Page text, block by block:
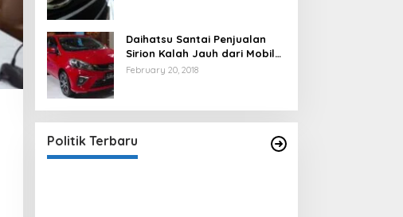
Daihatsu Santai Penjualan
Sirion Kalah Jauh dari Mobil
LCGC
February 20, 2018
Politik Terbaru
Strategi PPP Menangkan Duet
Ganjar dan Gus Yasin
In Berita, Politik |